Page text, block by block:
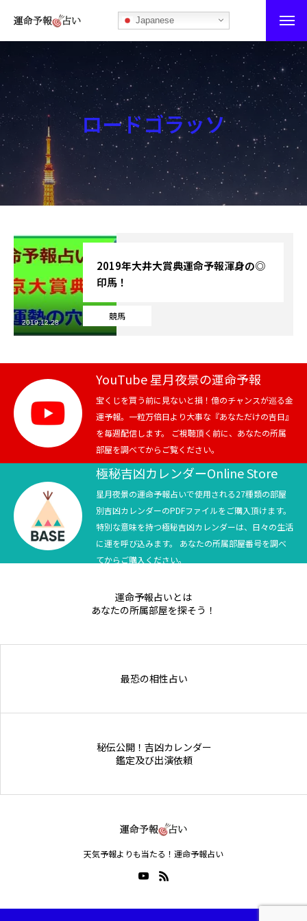
Japanese
運命予報占い
運命予報占いとは
あなたの所属部屋を探そう！
最恐の相性占い
秘伝公開！吉凶カレンダー
ブログ
お知らせ
芸能界
テニス
スポーツ
競馬
テニス四大大会・五輪
テニス四大大会・五輪
ロードゴラッソ
競馬
2019年大井大賞典運命予報渾身の◎
印馬！
2019.12.28
YouTube 星月夜景の運命予報
宝くじを買う前に見ないと損！億のチャンスが巡る金
運予報。一粒万倍日より大事な『あなただけの吉日』
を毎週配信します。 ご視聴頂く前に、あなたの所属
部屋を調べてからご覧ください。
極秘吉凶カレンダーOnline Store
星月夜景の運命予報占いで使用される27種類の部屋
別吉凶カレンダーのPDFファイルをご購入頂けます。
特別な意味を持つ極秘吉凶カレンダーは、日々の生活
に運を呼び込みます。 あなたの所属部屋番号を調べ
てからご購入ください。
運命予報占いとは
あなたの所属部屋を探そう！
最恐の相性占い
秘伝公開！吉凶カレンダー
鑑定及び出演依頼
天気予報よりも当たる！運命予報占い